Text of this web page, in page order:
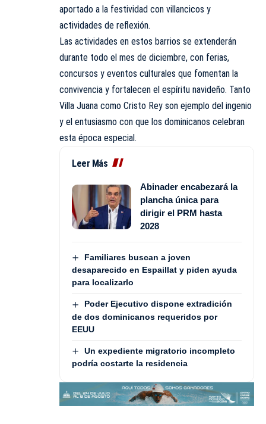
aportado a la festividad con villancicos y
actividades de reflexión.
Las actividades en estos barrios se extenderán
durante todo el mes de diciembre, con ferias,
concursos y eventos culturales que fomentan la
convivencia y fortalecen el espíritu navideño. Tanto
Villa Juana como Cristo Rey son ejemplo del ingenio
y el entusiasmo con que los dominicanos celebran
esta época especial.
Leer Más
Abinader encabezará la
plancha única para
dirigir el PRM hasta
2028
Familiares buscan a joven
desaparecido en Espaillat y piden ayuda
para localizarlo
Poder Ejecutivo dispone extradición
de dos dominicanos requeridos por
EEUU
Un expediente migratorio incompleto
podría costarte la residencia